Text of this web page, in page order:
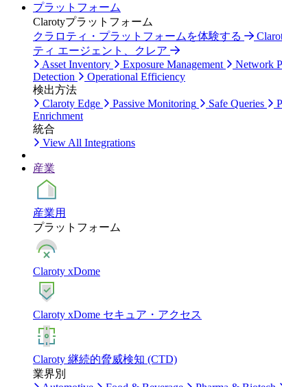
プラットフォーム
Clarotyプラットフォーム
クラロティ・プラットフォームを体験する
ティ エージェント、クレア
Asset Inventory
Exposure Management Network
Detection
Operational Efficiency
検出方法
Claroty Edge
Passive Monitoring Safe Queries
Enrichment
統合
View All Integrations
産業
産業用
プラットフォーム
Claroty xDome
Claroty xDome セキュア・アクセス
Claroty 継続的脅威検知 (CTD)
業界別